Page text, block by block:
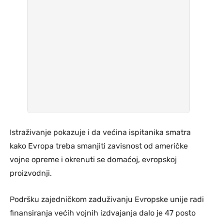
Istraživanje pokazuje i da većina ispitanika smatra
kako Evropa treba smanjiti zavisnost od američke
vojne opreme i okrenuti se domaćoj, evropskoj
proizvodnji.
Podršku zajedničkom zaduživanju Evropske unije radi
finansiranja većih vojnih izdvajanja dalo je 47 posto